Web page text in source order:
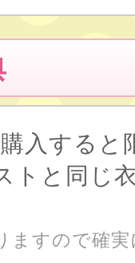
入する
トと同じ
ますので確